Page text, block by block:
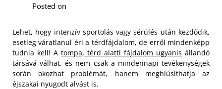
Posted on
Lehet, hogy intenzív sportolás vagy sérülés után kezdődik,
esetleg váratlanul éri a térdfájdalom, de erről mindenképp
tudnia kell! A tompa, térd alatti fájdalom ugyanis állandó
társává válhat, és nem csak a mindennapi tevékenységek
során okozhat problémát, hanem meghiúsíthatja az
éjszakai nyugodt alvást is.